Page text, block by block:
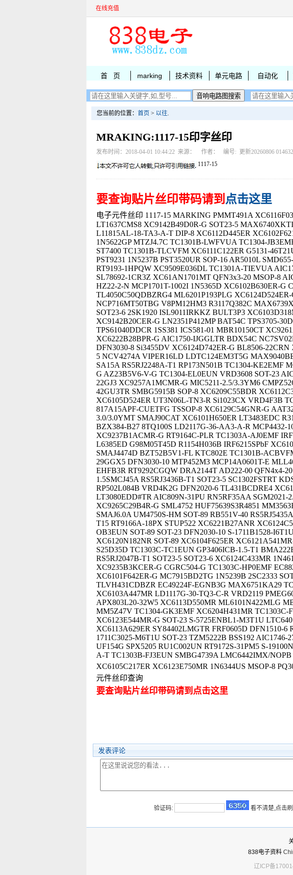
在线充值
首 页 marking 技术资料 单元电路 自动化
您当前的位置： 首页 > 以往.
MRAKING:1117-15印字丝印
发布时间：2018-04-01 10:44:22 来源： 作者： 编号: 更新20260806 014632
1117-15
要查询贴片丝印带码请到 点击这里
电子元件丝印 1117-15 MARKING PMMT491A
LT1637CMS8 XC9142B49D0R-G SOT23-5
L11815AL-18-TA3-A-T DIP-8 XC6112D445ER
1N5622GP MTZJ4.7C TC1301B-LWFVUA TC1304-
ST7400 TC1301B-TLCVFM XC6111C122ER G5131-
PST9231 1N5237B PST3520UR SOP-16 AR5010L
RT9193-1HPQW XC9509E036DL TC1301A-TIEVUA
SL78692-1CR3Z XC61AN1701MT QFN3x3-20 MSOP-8
HZ22-2-N MCP1701T-1002I 1N5365D XC6102B630ER-G
TL4050C50QDBZRG4 ML6201P193PLG
NCP716MT50TBG V8PM12HM3 R3117Q382C
SOT23-6 2SK1920 ISL9011IRKKZ BULT3P3
XC9142B20CER-G LN2351P412MP BAT54C TPS3705-
TPS61040DDCR 1SS381 ICS581-01 MBR10150CT
XC6222B28BPR-G AIC1750-IJGGLTR BDX54C
DFN3030-8 Si3455DV XC6124D742ER-G BL8506-
5 NCV4274A VIPER16LD LDTC124EM3T5G
SA15A RS5RJ2248A-T1 RP173N501B TC1304-KE2EMF
G AZ23B5V6-V-G TC1304-EL0EUN VRD3608 SOT-23
22GJ3 XC9257A1MCMR-G MIC5211-2.5/3.3YM6
42GU3TR SMBG5915B SOP-8 XC6209C55BDR
XC6105D524ER UT3N06L-TN3-R Si1023CX VRD4F3B
817A15APF-CUETFG TSSOP-8 XC6129C54GNR-G
3.0/3.0YMT SMAJ90CAT XC6101H650ER LT3483EDC
BZX384-B27 8TQ100S LD2117G-36-AA3-A-R MCP4432-
XC9237B1ACMR-G RT9164C-PLR TC1303A-AJ0EMF
L6385ED G98M05T45D R1154H036B IRF6215SPbF
SMAJ4474D BZT52B5V1-FL KTC802E TC1301B-
29GGX5 DFN3030-10 MTP452M3 MCP14A0601T-E
EHFB3R RT9292CGQW DRA2144T AD222-00 QFN4x4-
1.5SMCJ45A RS5RJ3436B-T1 SOT23-5 SC1302FSTRT
RP502L084B VRD4K2G DFN2020-6 TL431BCDRE4
LT3080EDD#TR AIC809N-31PU RN5RF35AA SGM2021-
XC9265C29B4R-G SML4752 HUF75639S3R4851
SMAJ6.0A UM4750S-HM SOT-89 RB551V-40
T15 RT9166A-18PX STUP522 XC6221B27ANR
OB3EUN SOT-89 SOT-23 DFN2030-10 S-1711B1528-
XC6120N182NR SOT-89 XC6104F625ER
S25D35D TC1303C-TC1EUN GP3406ICB-1.5-T1
RS5RJ2047B-T1 SOT23-5 SOT23-6 XC6124C433MR
XC9235B3KCER-G CGRC504-G TC1303C-HP0EMF
XC6101F642ER-G MC7915BD2TG 1N5239B 2SC2333
TLVH431CDBZR EC49224F-EGNB3G MAX6751KA29
XC6103A447MR LD1117G-30-TQ3-C-R VRD2119
APX803L20-32W5 XC6113D550MR ML6101N422MLG
MM5Z47V TC1304-GK3EMF XC6204H431MR TC1303C-
XC6123E544MR-G SOT-23 S-5725ENBL1-M3T1U
XC6113A629ER SY84402LMGTR FRF0605D DFN1510-6
1711C3025-M6T1U SOT-23 TZM5222B BSS192
UF154G SPX5205 RU1C002UN RT9172S-31PM5 S-
A-T TC1303B-FJ3EUN SMBG4739A LMC6442IMX/NOPB
XC6105C217ER XC6123E750MR 1N6344US MSOP-8
元件丝印查询
要查询贴片丝印带码请到点击这里
发表评论
验证码: 看不清楚,点击
838电子资料
辽ICP备